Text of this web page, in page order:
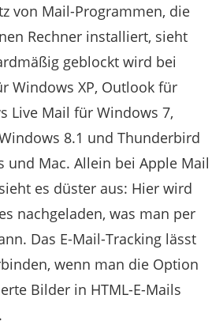
von Mail-Programmen, die
Rechner installiert, sieht
geblockt wird bei
Windows XP, Outlook für
Live Mail für Windows 7,
8.1 und Thunderbird
und Mac. Allein bei Apple Mail
es düster aus: Hier wird
nachgeladen, was man per
Das E-Mail-Tracking lässt
wenn man die Option
Bilder in HTML-E-Mails